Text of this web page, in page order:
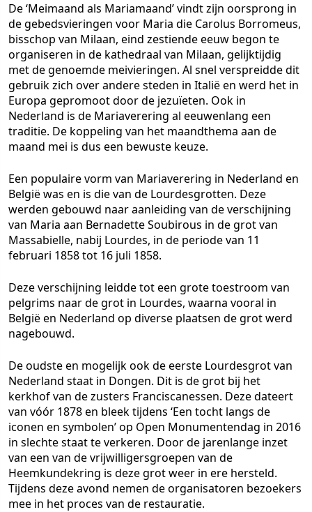
De ‘Meimaand als Mariamaand’ vindt zijn oorsprong in
de gebedsvieringen voor Maria die Carolus Borromeus,
bisschop van Milaan, eind zestiende eeuw begon te
organiseren in de kathedraal van Milaan, gelijktijdig
met de genoemde meivieringen. Al snel verspreidde dit
gebruik zich over andere steden in Italië en werd het in
Europa gepromoot door de jezuïeten. Ook in
Nederland is de Mariaverering al eeuwenlang een
traditie. De koppeling van het maandthema aan de
maand mei is dus een bewuste keuze.
Een populaire vorm van Mariaverering in Nederland en
België was en is die van de Lourdesgrotten. Deze
werden gebouwd naar aanleiding van de verschijning
van Maria aan Bernadette Soubirous in de grot van
Massabielle, nabij Lourdes, in de periode van 11
februari 1858 tot 16 juli 1858.
Deze verschijning leidde tot een grote toestroom van
pelgrims naar de grot in Lourdes, waarna vooral in
België en Nederland op diverse plaatsen de grot werd
nagebouwd.
De oudste en mogelijk ook de eerste Lourdesgrot van
Nederland staat in Dongen. Dit is de grot bij het
kerkhof van de zusters Franciscanessen. Deze dateert
van vóór 1878 en bleek tijdens ‘Een tocht langs de
iconen en symbolen’ op Open Monumentendag in 2016
in slechte staat te verkeren. Door de jarenlange inzet
van een van de vrijwilligersgroepen van de
Heemkundekring is deze grot weer in ere hersteld.
Tijdens deze avond nemen de organisatoren bezoekers
mee in het proces van de restauratie.